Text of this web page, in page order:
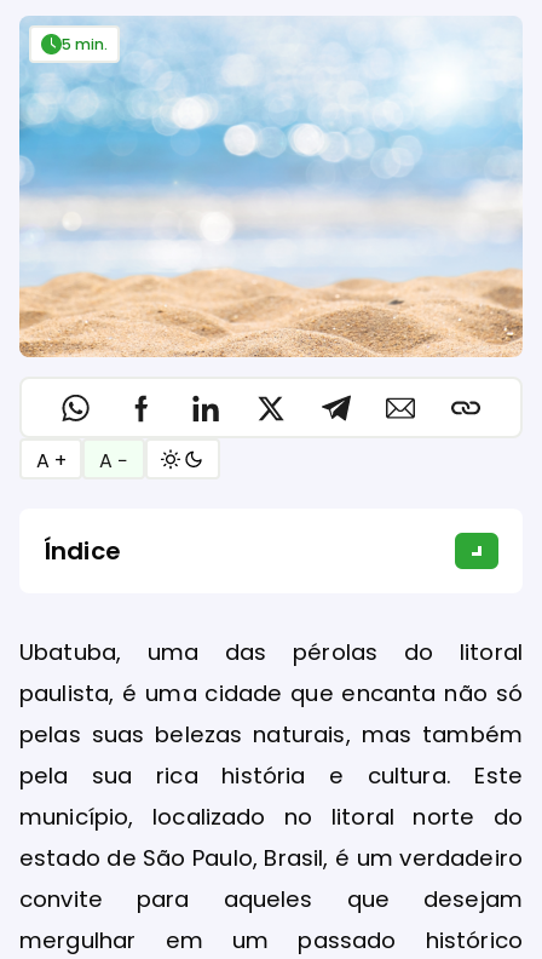
5 min.
A + A −
Índice
Ubatuba, uma das pérolas do litoral
paulista, é uma cidade que encanta não só
pelas suas belezas naturais, mas também
pela sua rica história e cultura. Este
município, localizado no litoral norte do
estado de São Paulo, Brasil, é um verdadeiro
convite para aqueles que desejam
mergulhar em um passado histórico